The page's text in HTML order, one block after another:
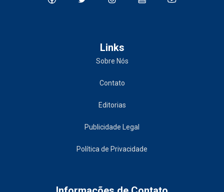
Links
Sobre Nós
Contato
Editorias
Publicidade Legal
Política de Privacidade